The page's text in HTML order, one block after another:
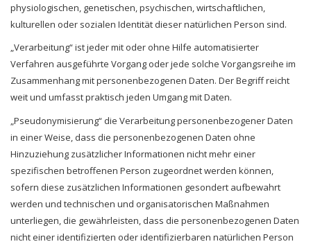
physiologischen, genetischen, psychischen, wirtschaftlichen,
kulturellen oder sozialen Identität dieser natürlichen Person sind.
„Verarbeitung“ ist jeder mit oder ohne Hilfe automatisierter
Verfahren ausgeführte Vorgang oder jede solche Vorgangsreihe im
Zusammenhang mit personenbezogenen Daten. Der Begriff reicht
weit und umfasst praktisch jeden Umgang mit Daten.
„Pseudonymisierung“ die Verarbeitung personenbezogener Daten
in einer Weise, dass die personenbezogenen Daten ohne
Hinzuziehung zusätzlicher Informationen nicht mehr einer
spezifischen betroffenen Person zugeordnet werden können,
sofern diese zusätzlichen Informationen gesondert aufbewahrt
werden und technischen und organisatorischen Maßnahmen
unterliegen, die gewährleisten, dass die personenbezogenen Daten
nicht einer identifizierten oder identifizierbaren natürlichen Person